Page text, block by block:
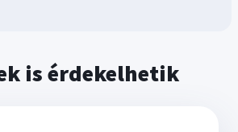
is érdekelhetik